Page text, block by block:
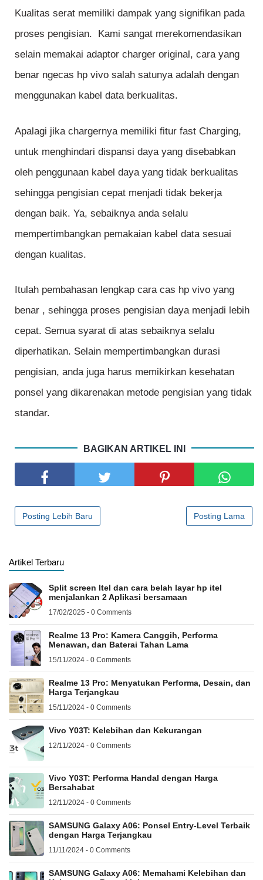
Kualitas serat memiliki dampak yang signifikan pada
proses pengisian. Kami sangat merekomendasikan
selain memakai adaptor charger original, cara yang
benar ngecas hp vivo salah satunya adalah dengan
menggunakan kabel data berkualitas.
Apalagi jika chargernya memiliki fitur fast Charging,
untuk menghindari dispansi daya yang disebabkan
oleh penggunaan kabel daya yang tidak berkualitas
sehingga pengisian cepat menjadi tidak bekerja
dengan baik. Ya, sebaiknya anda selalu
mempertimbangkan pemakaian kabel data sesuai
dengan kualitas.
Itulah pembahasan lengkap cara cas hp vivo yang
benar , sehingga proses pengisian daya menjadi lebih
cepat. Semua syarat di atas sebaiknya selalu
diperhatikan. Selain mempertimbangkan durasi
pengisian, anda juga harus memikirkan kesehatan
ponsel yang dikarenakan metode pengisian yang tidak
standar.
BAGIKAN ARTIKEL INI
Posting Lebih Baru Posting Lama
Artikel Terbaru
Split screen Itel dan cara belah layar hp itel
menjalankan 2 Aplikasi bersamaan
17/02/2025 - 0 Comments
Realme 13 Pro: Kamera Canggih, Performa
Menawan, dan Baterai Tahan Lama
15/11/2024 - 0 Comments
Realme 13 Pro: Menyatukan Performa, Desain, dan
Harga Terjangkau
15/11/2024 - 0 Comments
Vivo Y03T: Kelebihan dan Kekurangan
12/11/2024 - 0 Comments
Vivo Y03T: Performa Handal dengan Harga
Bersahabat
12/11/2024 - 0 Comments
SAMSUNG Galaxy A06: Ponsel Entry-Level Terbaik
dengan Harga Terjangkau
11/11/2024 - 0 Comments
SAMSUNG Galaxy A06: Memahami Kelebihan dan